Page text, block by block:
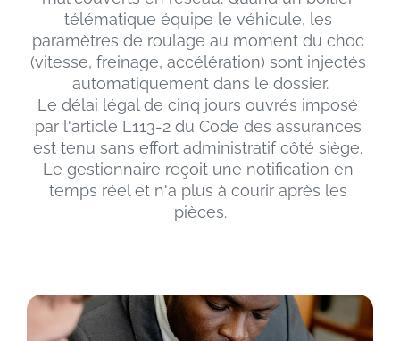
télématique équipe le véhicule, les
paramètres de roulage au moment du choc
(vitesse, freinage, accélération) sont injectés
automatiquement dans le dossier.
Le délai légal de cinq jours ouvrés imposé
par l'article L113-2 du Code des assurances
est tenu sans effort administratif côté siège.
Le gestionnaire reçoit une notification en
temps réel et n'a plus à courir après les
pièces.